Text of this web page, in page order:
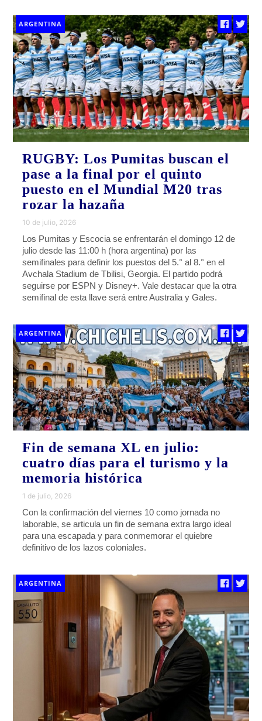
ARGENTINA
RUGBY: Los Pumitas buscan el
pase a la final por el quinto
puesto en el Mundial M20 tras
rozar la hazaña
10 de julio, 2026
Los Pumitas y Escocia se enfrentarán el domingo 12 de
julio desde las 11:00 h (hora argentina) por las
semifinales para definir los puestos del 5.° al 8.° en el
Avchala Stadium de Tbilisi, Georgia. El partido podrá
seguirse por ESPN y Disney+. Vale destacar que la otra
semifinal de esta llave será entre Australia y Gales.
ARGENTINA
Fin de semana XL en julio:
cuatro días para el turismo y la
memoria histórica
1 de julio, 2026
Con la confirmación del viernes 10 como jornada no
laborable, se articula un fin de semana extra largo ideal
para una escapada y para conmemorar el quiebre
definitivo de los lazos coloniales.
ARGENTINA